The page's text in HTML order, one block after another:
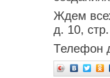
Ждем
д. 10,
Телефон